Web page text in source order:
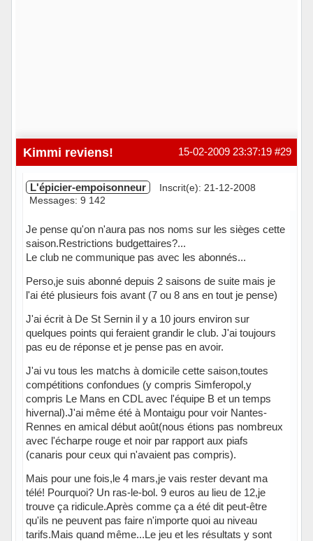
#29
15-02-2009 23:37:19
Kimmi reviens!
L'épicier-empoisonneur
Inscrit(e): 21-12-2008
Messages: 9 142
Je pense qu'on n'aura pas nos noms sur les sièges cette
saison.Restrictions budgettaires?...
Le club ne communique pas avec les abonnés...
Perso,je suis abonné depuis 2 saisons de suite mais je
l'ai été plusieurs fois avant (7 ou 8 ans en tout je pense)
J'ai écrit à De St Sernin il y a 10 jours environ sur
quelques points qui feraient grandir le club. J'ai toujours
pas eu de réponse et je pense pas en avoir.
J'ai vu tous les matchs à domicile cette saison,toutes
compétitions confondues (y compris Simferopol,y
compris Le Mans en CDL avec l'équipe B et un temps
hivernal).J'ai même été à Montaigu pour voir Nantes-
Rennes en amical début août(nous étions pas nombreux
avec l'écharpe rouge et noir par rapport aux piafs
(canaris pour ceux qui n'avaient pas compris).
Mais pour une fois,le 4 mars,je vais rester devant ma
télé! Pourquoi? Un ras-le-bol. 9 euros au lieu de 12,je
trouve ça ridicule.Après comme ça a été dit peut-être
qu'ils ne peuvent pas faire n'importe quoi au niveau
tarifs.Mais quand même...Le jeu et les résultats y sont